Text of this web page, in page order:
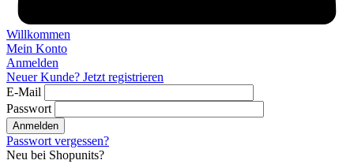
Willkommen
Mein Konto
Anmelden
Neuer Kunde? Jetzt registrieren
E-Mail
Passwort
Anmelden
Passwort vergessen?
Neu bei Shopunits?